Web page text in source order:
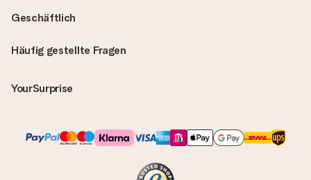
Häufig gestellte Fragen
YourSurprise
Geschäftlich